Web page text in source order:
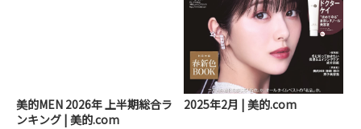
美的MEN 2026年 上半期総合ラ
ンキング | 美的.com
2025年2月 | 美的.com